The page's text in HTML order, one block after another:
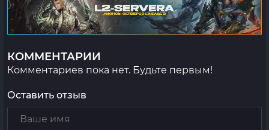
КОММЕНТАРИИ
Комментариев пока нет. Будьте первым!
Оставить отзыв